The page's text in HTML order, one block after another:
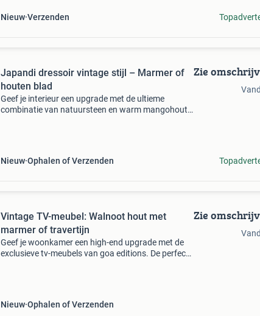
Nieuw Verzenden
Japandi dressoir vintage stijl – Marmer of
houten blad
Geef je interieur een upgrade met de ultieme
combinatie van natuursteen en warm mangohout.
Nieuw Ophalen of Verzenden
Zie
Vintage TV-meubel: Walnoot hout met
marmer of travertijn
Geef je woonkamer een high-end upgrade met de
exclusieve tv-meubels van goa editions. De perfecte
Nieuw Ophalen of Verzenden
Zie